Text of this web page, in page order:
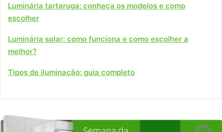
Luminária tartaruga: conheça os modelos e como
escolher
Luminária solar: como funciona e como escolher a
melhor?
Tipos de iluminação: guia completo